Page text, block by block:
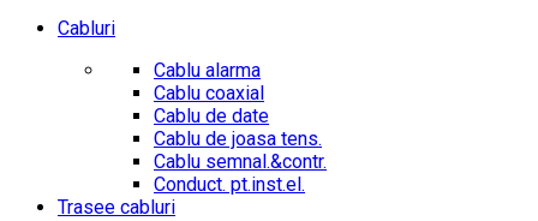
Cabluri
Cablu alarma
Cablu coaxial
Cablu de date
Cablu de joasa tens.
Cablu semnal.&contr.
Conduct. pt.inst.el.
Trasee cabluri